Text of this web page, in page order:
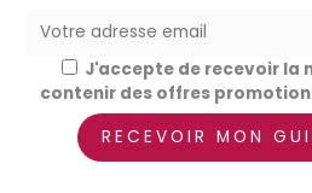
J'accepte de recevoir la
contenir des offres